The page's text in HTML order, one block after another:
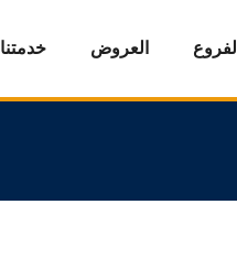
الفروع العروض خدمتنا